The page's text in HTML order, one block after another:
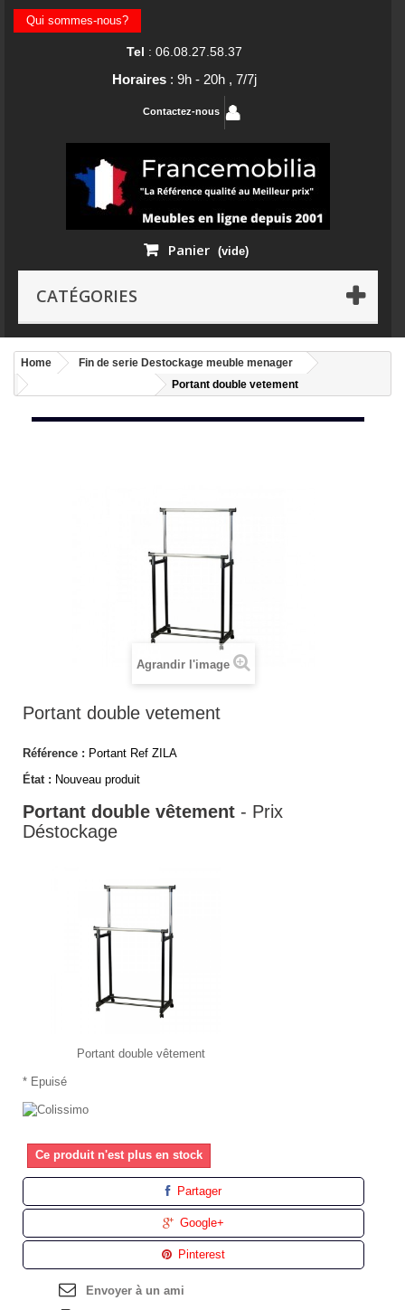
Qui sommes-nous?
Tel : 06.08.27.58.37
Horaires : 9h - 20h , 7/7j
Contactez-nous
Panier (vide)
CATÉGORIES
Home
Fin de serie Destockage meuble menager
Portant double vetement
Agrandir l'image
Portant double vetement
Référence : Portant Ref ZILA
État : Nouveau produit
Portant double vêtement - Prix
Déstockage
Portant double vêtement
* Epuisé
Ce produit n'est plus en stock
Partager
Google+
Pinterest
Envoyer à un ami